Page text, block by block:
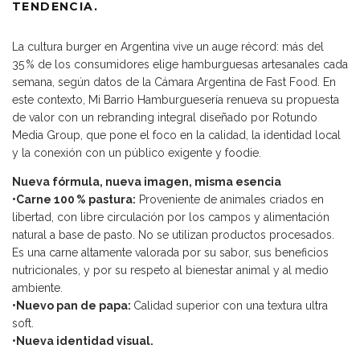
TENDENCIA.
La cultura burger en Argentina vive un auge récord: más del
35 % de los consumidores elige hamburguesas artesanales cada
semana, según datos de la Cámara Argentina de Fast Food. En
este contexto, Mi Barrio Hamburguesería renueva su propuesta
de valor con un rebranding integral diseñado por Rotundo
Media Group, que pone el foco en la calidad, la identidad local
y la conexión con un público exigente y foodie.
Nueva fórmula, nueva imagen, misma esencia
•Carne 100 % pastura: Proveniente de animales criados en
libertad, con libre circulación por los campos y alimentación
natural a base de pasto. No se utilizan productos procesados.
Es una carne altamente valorada por su sabor, sus beneficios
nutricionales, y por su respeto al bienestar animal y al medio
ambiente.
•Nuevo pan de papa: Calidad superior con una textura ultra
soft.
•Nueva identidad visual.